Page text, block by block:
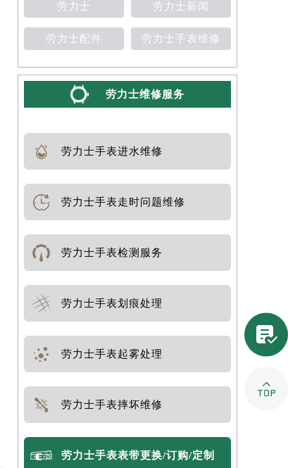
劳力士 劳力士新闻
劳力士配件 劳力士手表维修
劳力士维修服务
劳力士手表进水维修
劳力士手表走时问题维修
劳力士手表检测服务
劳力士手表划痕处理
劳力士手表起雾处理
劳力士手表摔坏维修
劳力士手表表带更换/订购/定制

